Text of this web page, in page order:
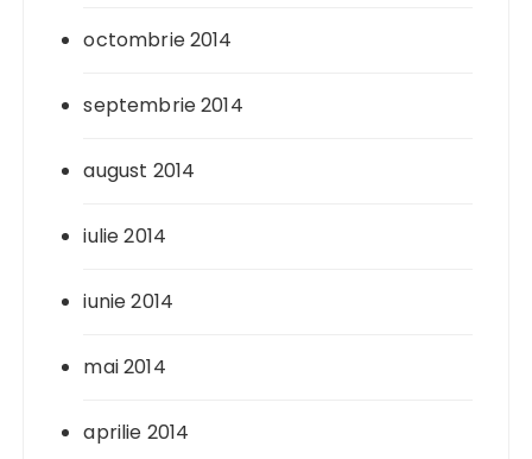
octombrie 2014
septembrie 2014
august 2014
iulie 2014
iunie 2014
mai 2014
aprilie 2014